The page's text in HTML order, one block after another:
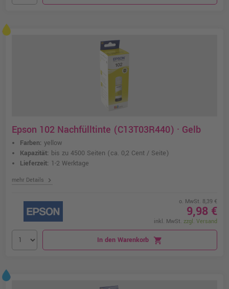
Epson 102 Nachfülltinte (C13T03R440) · Gelb
Farben: yellow
Kapazität: bis zu 4500 Seiten (ca. 0,2 Cent / Seite)
Lieferzeit: 1-2 Werktage
mehr Details chevron_right
o. MwSt. 8,39 €
9,98 €
inkl. MwSt. zzgl. Versand
In den Warenkorb shopping_cart